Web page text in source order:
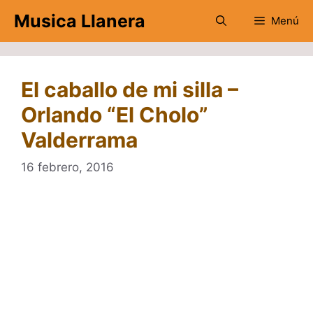
contenido
Musica Llanera Menú
El caballo de mi silla –
Orlando “El Cholo”
Valderrama
16 febrero, 2016